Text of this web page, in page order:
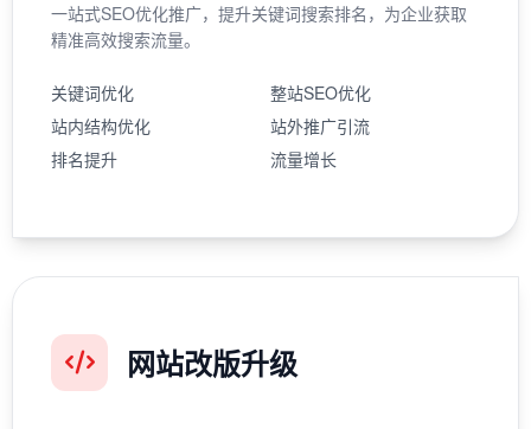
一站式SEO优化推广，提升关键词搜索排名，为企业获取
精准高效搜索流量。
关键词优化
整站SEO优化
站内结构优化
站外推广引流
排名提升
流量增长
网站改版升级